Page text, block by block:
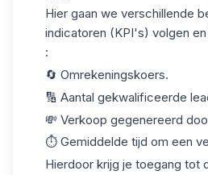
Hier gaan we verschillende
indicatoren (KPI's) volgen
:
🔄 Omrekeningskoers.
🔢 Aantal gekwalificeerde
💸 Verkoop gegenereerd
⏱️ Gemiddelde tijd om een
Hierdoor krijg je toegang tot